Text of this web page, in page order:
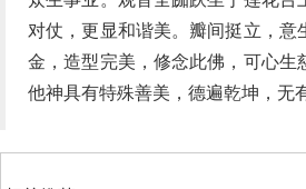
对仗，更显和谐美。瓣间挺立，意
金，造型完美，修念此佛，可心生
他神具有特殊善美，德遍乾坤，无